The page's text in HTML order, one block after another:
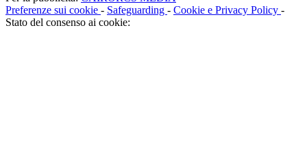
Preferenze sui cookie - Safeguarding - Cookie e Privacy Policy -
Stato del consenso ai cookie: